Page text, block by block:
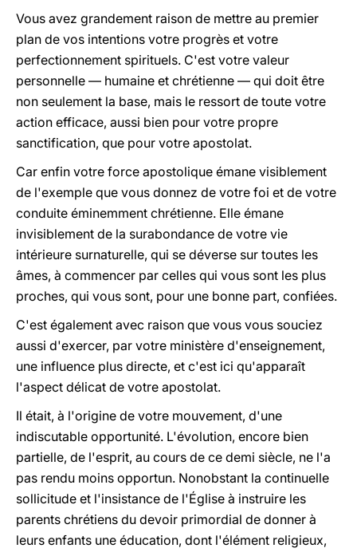
Vous avez grandement raison de mettre au premier
plan de vos intentions votre progrès et votre
perfectionnement spirituels. C'est votre valeur
personnelle — humaine et chrétienne — qui doit être
non seulement la base, mais le ressort de toute votre
action efficace, aussi bien pour votre propre
sanctification, que pour votre apostolat.
Car enfin votre force apostolique émane visiblement
de l'exemple que vous donnez de votre foi et de votre
conduite éminemment chrétienne. Elle émane
invisiblement de la surabondance de votre vie
intérieure surnaturelle, qui se déverse sur toutes les
âmes, à commencer par celles qui vous sont les plus
proches, qui vous sont, pour une bonne part, confiées.
C'est également avec raison que vous vous souciez
aussi d'exercer, par votre ministère d'enseignement,
une influence plus directe, et c'est ici qu'apparaît
l'aspect délicat de votre apostolat.
Il était, à l'origine de votre mouvement, d'une
indiscutable opportunité. L'évolution, encore bien
partielle, de l'esprit, au cours de ce demi siècle, ne l'a
pas rendu moins opportun. Nonobstant la continuelle
sollicitude et l'insistance de l'Église à instruire les
parents chrétiens du devoir primordial de donner à
leurs enfants une éducation, dont l'élément religieux,